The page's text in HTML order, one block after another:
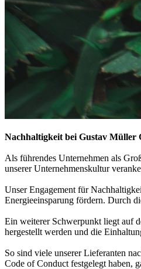
Nachhaltigkeit bei Gustav
Als führendes Unternehmen als
unserer Unternehmenskultur
Unser Engagement für
Energieeinsparung fördern. Durch
Ein weiterer Schwerpunkt liegt auf
hergestellt werden und die
So sind viele unserer Lieferanten
Code of Conduct festgelegt haben,